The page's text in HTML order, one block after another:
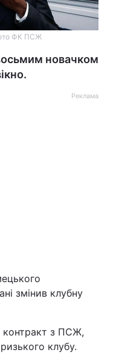
ФК ПСЖ
новачком
Реклама
змінив клубну
контракт з ПСЖ,
клубу.